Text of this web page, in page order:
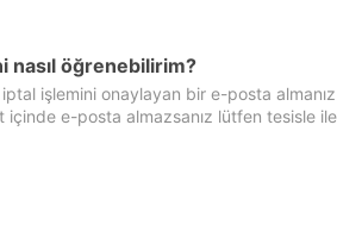
nasıl öğrenebilirim?
işlemini onaylayan bir e-posta
e-posta almazsanız lütfen tesisle